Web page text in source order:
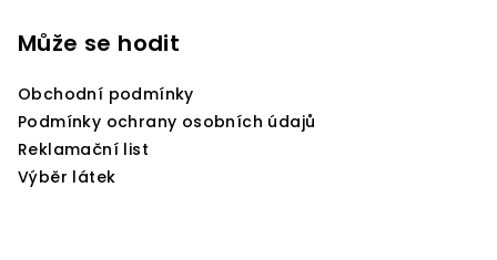
Může se hodit
Obchodní podmínky
Podmínky ochrany osobních údajů
Reklamační list
Výběr látek